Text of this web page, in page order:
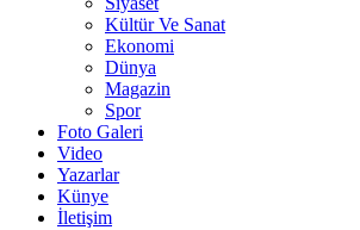
Kültür Ve Sanat
Ekonomi
Dünya
Magazin
Spor
Foto Galeri
Video
Yazarlar
Künye
İletişim